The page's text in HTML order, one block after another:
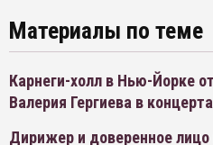
Материалы по теме
Карнеги-холл в Нью-Йорке
Валерия Гергиева в
Дирижер и доверенное лицо